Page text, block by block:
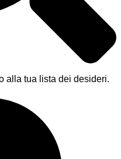
alla tua lista dei desideri.